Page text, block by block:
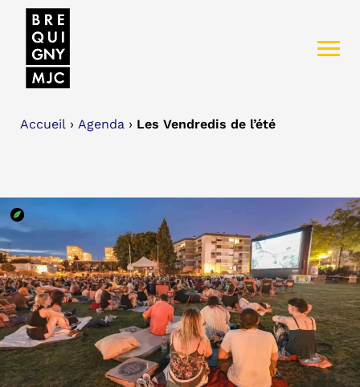
Accueil › Agenda › Les Vendredis de l’été